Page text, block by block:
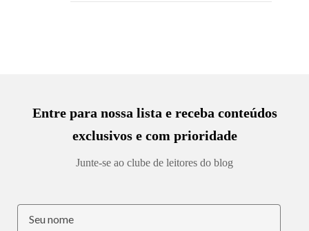
Entre para nossa lista e receba conteúdos
exclusivos e com prioridade
Junte-se ao clube de leitores do blog